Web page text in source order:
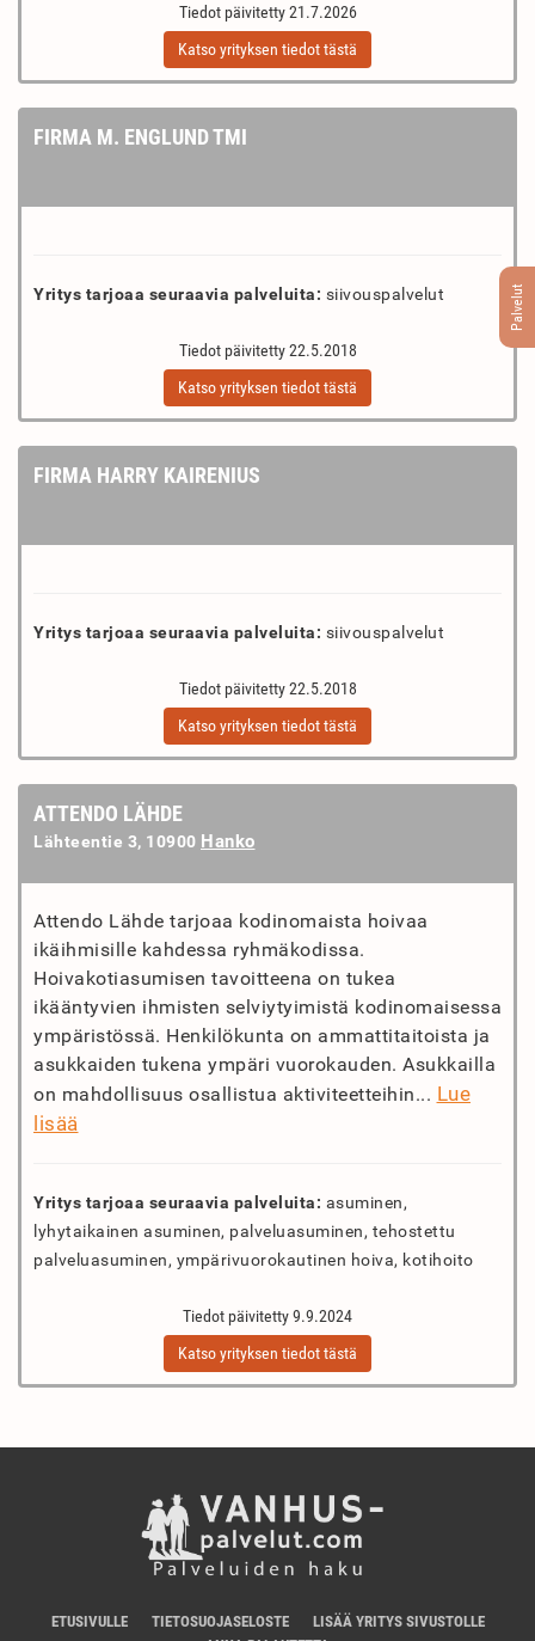
Palvelut
Tiedot päivitetty 21.7.2026
Katso yrityksen tiedot tästä
FIRMA M. ENGLUND TMI
Yritys tarjoaa seuraavia palveluita: siivouspalvelut
Tiedot päivitetty 22.5.2018
Katso yrityksen tiedot tästä
FIRMA HARRY KAIRENIUS
Yritys tarjoaa seuraavia palveluita: siivouspalvelut
Tiedot päivitetty 22.5.2018
Katso yrityksen tiedot tästä
ATTENDO LÄHDE
Lähteentie 3, 10900 Hanko
Attendo Lähde tarjoaa kodinomaista hoivaa
ikäihmisille kahdessa ryhmäkodissa.
Hoivakotiasumisen tavoitteena on tukea
ikääntyvien ihmisten selviytyimistä kodinomaisessa
ympäristössä. Henkilökunta on ammattitaitoista ja
asukkaiden tukena ympäri vuorokauden. Asukkailla
on mahdollisuus osallistua aktiviteetteihin... Lue
lisää
Yritys tarjoaa seuraavia palveluita: asuminen,
lyhytaikainen asuminen, palveluasuminen, tehostettu
palveluasuminen, ympärivuorokautinen hoiva, kotihoito
Tiedot päivitetty 9.9.2024
Katso yrityksen tiedot tästä
ETUSIVULLE TIETOSUOJASELOSTE
LISÄÄ YRITYS SIVUSTOLLE